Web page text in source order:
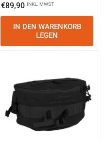
Normaler
Preis
€89,90 INKL. MWST
IN DEN WARENKORB
LEGEN